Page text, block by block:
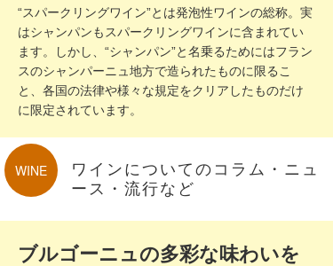
“スパークリングワイン”とは発泡性ワインの総称。実
はシャンパンもスパークリングワインに含まれてい
ます。しかし、“シャンパン”と名乗るためにはフラン
スのシャンパーニュ地方で造られたものに限るこ
と、各国の法律や様々な規定をクリアしたものだけ
に限定されています。
WINE
ワインについてのコラム・ニュ
ース・流行など
ブルゴーニュの多彩な味わいを